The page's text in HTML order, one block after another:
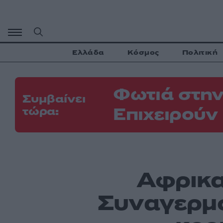
περιεχόμενο
Ελλάδα Κόσμος Πολιτική
Συμβαίνει
τώρα:
Φωτιά